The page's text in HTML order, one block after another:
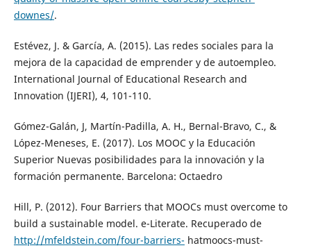
downes/.
Estévez, J. & García, A. (2015). Las redes sociales para la
mejora de la capacidad de emprender y de autoempleo.
International Journal of Educational Research and
Innovation (IJERI), 4, 101-110.
Gómez-Galán, J, Martín-Padilla, A. H., Bernal-Bravo, C., &
López-Meneses, E. (2017). Los MOOC y la Educación
Superior Nuevas posibilidades para la innovación y la
formación permanente. Barcelona: Octaedro
Hill, P. (2012). Four Barriers that MOOCs must overcome to
build a sustainable model. e-Literate. Recuperado de
http://mfeldstein.com/four-barriers- hatmoocs-must-